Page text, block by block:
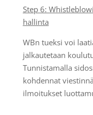
Step 6:
hallinta
WBn tueksi voi
jalkautetaan
Tunnistamalla
kohdennat
ilmoitukset